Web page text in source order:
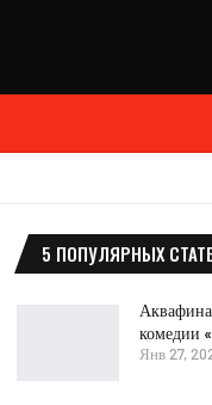
5 ПОПУЛЯРНЫХ
комедии
Янв 27,